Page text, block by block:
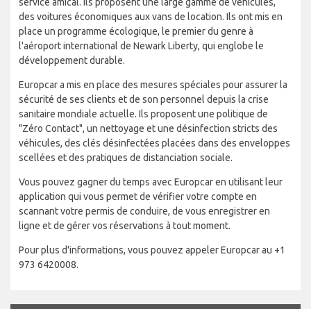
des voitures économiques aux vans de location. Ils ont mis en
place un programme écologique, le premier du genre à
l'aéroport international de Newark Liberty, qui englobe le
développement durable.
Europcar a mis en place des mesures spéciales pour assurer la
sécurité de ses clients et de son personnel depuis la crise
sanitaire mondiale actuelle. Ils proposent une politique de
"Zéro Contact", un nettoyage et une désinfection stricts des
véhicules, des clés désinfectées placées dans des enveloppes
scellées et des pratiques de distanciation sociale.
Vous pouvez gagner du temps avec Europcar en utilisant leur
application qui vous permet de vérifier votre compte en
scannant votre permis de conduire, de vous enregistrer en
ligne et de gérer vos réservations à tout moment.
Pour plus d'informations, vous pouvez appeler Europcar au +1
973 6420008.